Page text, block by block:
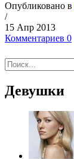
Опубликовано в
/
15 Апр 2013
Комментариев 0
Девушки